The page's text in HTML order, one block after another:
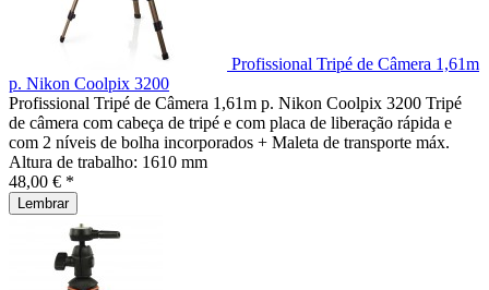
Profissional Tripé de Câmera 1,61m
p. Nikon Coolpix 3200
Profissional Tripé de Câmera 1,61m p. Nikon Coolpix 3200 Tripé
de câmera com cabeça de tripé e com placa de liberação rápida e
com 2 níveis de bolha incorporados + Maleta de transporte máx.
Altura de trabalho: 1610 mm
48,00 € *
Lembrar